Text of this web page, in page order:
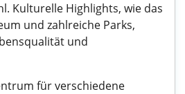
Kulturelle Highlights, wie das
und zahlreiche Parks,
und
für verschiedene